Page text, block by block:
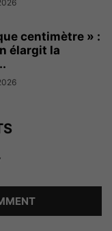
centimètre » :
élargit la